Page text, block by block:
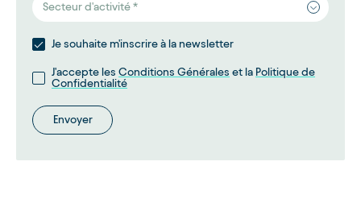
Secteur d'activité *
Je souhaite m'inscrire à la newsletter
J'accepte les Conditions Générales et la Politique de
Confidentialité
Envoyer